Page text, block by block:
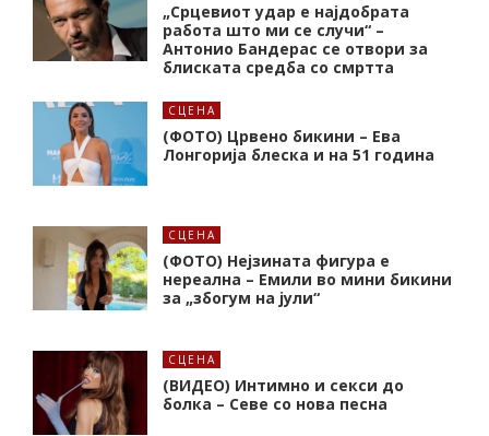
„Срцевиот удар е најдобрата
работа што ми се случи“ –
Антонио Бандерас се отвори за
блиската средба со смртта
СЦЕНА
(ФОТО) Црвено бикини – Ева
Лонгорија блеска и на 51 година
СЦЕНА
(ФОТО) Нејзината фигура е
нереална – Емили во мини бикини
за „збогум на јули“
СЦЕНА
(ВИДЕО) Интимно и секси до
болка – Севе со нова песна